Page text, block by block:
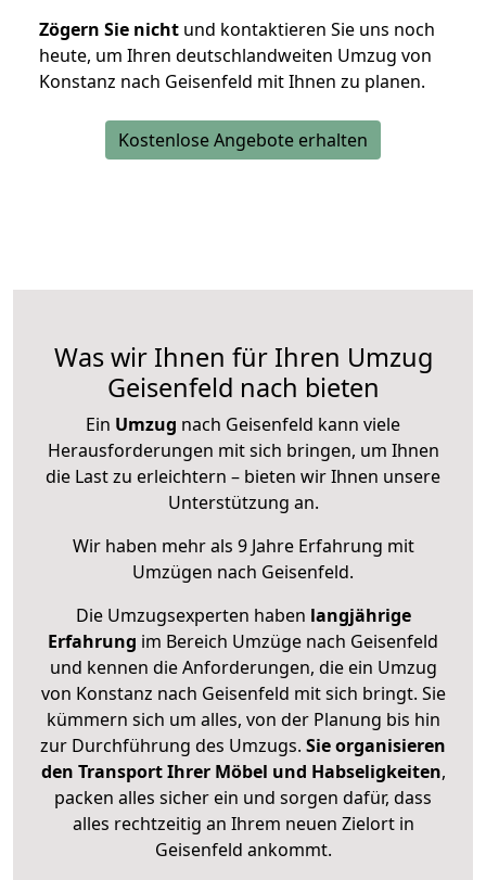
Zögern Sie nicht und kontaktieren Sie uns noch
heute, um Ihren deutschlandweiten Umzug von
Konstanz nach Geisenfeld mit Ihnen zu planen.
Kostenlose Angebote erhalten
Was wir Ihnen für Ihren Umzug
Geisenfeld nach bieten
Ein Umzug nach Geisenfeld kann viele
Herausforderungen mit sich bringen, um Ihnen
die Last zu erleichtern – bieten wir Ihnen unsere
Unterstützung an.
Wir haben mehr als 9 Jahre Erfahrung mit
Umzügen nach Geisenfeld.
Die Umzugsexperten haben langjährige
Erfahrung im Bereich Umzüge nach Geisenfeld
und kennen die Anforderungen, die ein Umzug
von Konstanz nach Geisenfeld mit sich bringt. Sie
kümmern sich um alles, von der Planung bis hin
zur Durchführung des Umzugs. Sie organisieren
den Transport Ihrer Möbel und Habseligkeiten,
packen alles sicher ein und sorgen dafür, dass
alles rechtzeitig an Ihrem neuen Zielort in
Geisenfeld ankommt.